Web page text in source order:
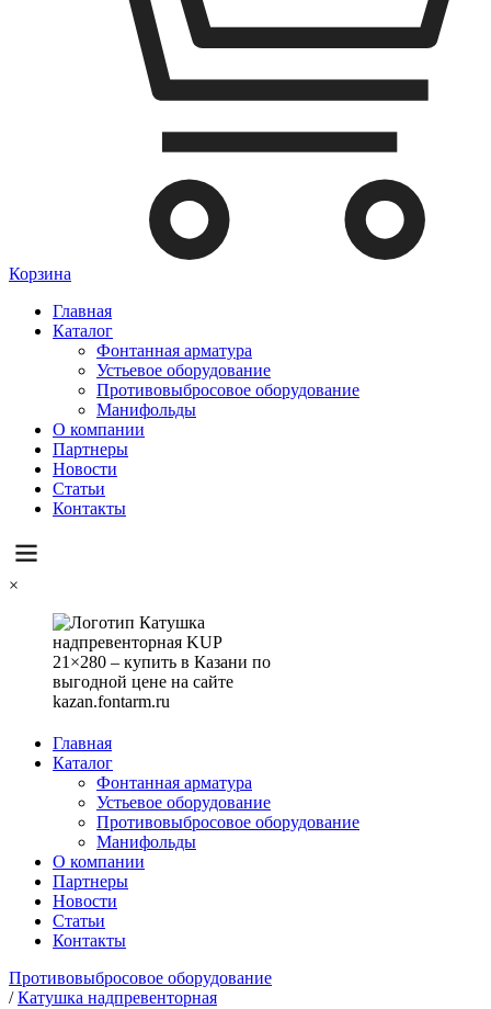
Корзина
Главная
Каталог
Фонтанная арматура
Устьевое оборудование
Противовыбросовое оборудование
Манифольды
О компании
Партнеры
Новости
Статьи
Контакты
×
Главная
Каталог
Фонтанная арматура
Устьевое оборудование
Противовыбросовое оборудование
Манифольды
О компании
Партнеры
Новости
Статьи
Контакты
Противовыбросовое оборудование
/Катушка надпревенторная